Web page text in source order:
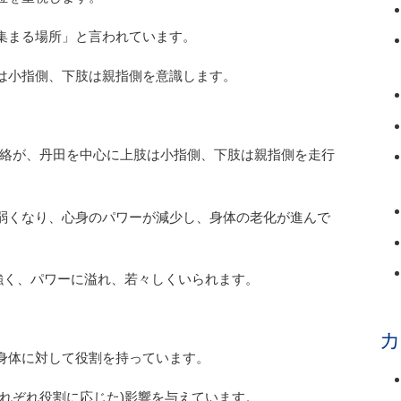
る場所」と言われています。
指側、下肢は親指側を意識します。
が、丹田を中心に上肢は小指側、下肢は親指側を走行
なり、心身のパワーが減少し、身体の老化が進んで
、パワーに溢れ、若々しくいられます。
に対して役割を持っています。
ぞれ役割に応じた)影響を与えています。